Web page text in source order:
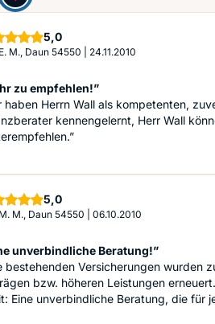
5,0Sterne
E. M., Daun 54550 24.11.2010
zu empfehlen!”
haben Herrn Wall als kompetenten,
kennengelernt, Herr Wall
5,0Sterne
M. M., Daun 54550 06.10.2010
unverbindliche Beratung!”
bestehenden Versicherungen wurden
bzw. höheren Leistungen erneuert.
Eine unverbindliche Beratung, die für